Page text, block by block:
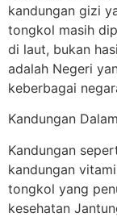
kandungan gizi
tongkol masih
di laut, bukan
adalah Negeri
keberbagai
Kandungan
Kandungan
kandungan
tongkol yang
kesehatan